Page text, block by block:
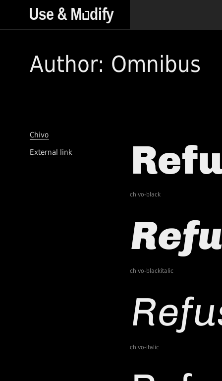
Author: Omnibus
Chivo
External link
chivo-black
chivo-blackitalic
chivo-italic